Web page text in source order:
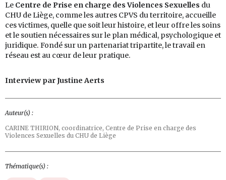
Le Centre de Prise en charge des Violences Sexuelles du
CHU de Liège, comme les autres CPVS du territoire, accueille
ces victimes, quelle que soit leur histoire, et leur offre les soins
et le soutien nécessaires sur le plan médical, psychologique et
juridique. Fondé sur un partenariat tripartite, le travail en
réseau est au cœur de leur pratique.
Interview par Justine Aerts
Auteur(s) :
CARINE THIRION, coordinatrice, Centre de Prise en charge des
Violences Sexuelles du CHU de Liège
Thématique(s) :